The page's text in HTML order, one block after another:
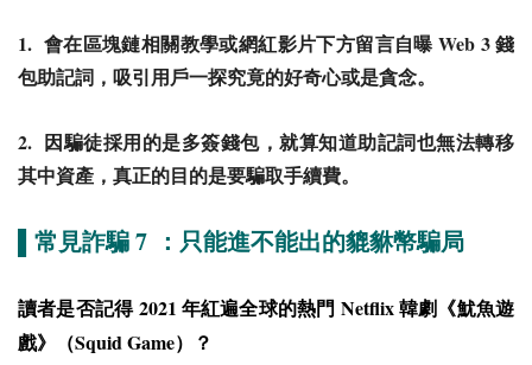
1. 會在區塊鏈相關教學或網紅影片下方留言自曝Web 3錢
包助記詞，吸引用戶一探究竟的好奇心或是貪念。
2.
因騙徒採用的是多簽錢包，就算知道助記詞也無法轉移
其中資產，真正的目的是要騙取手續費。
▌常見詐騙 7 ：只能進不能出的貔貅幣騙局
讀者是否記得 2021 年紅遍全球的熱門 Netflix韓劇《魷魚遊
戲》（Squid Game）？